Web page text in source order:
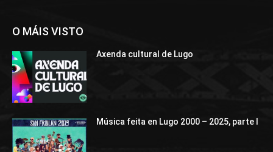
O MÁIS VISTO
Axenda cultural de Lugo
Música feita en Lugo 2000 – 2025, parte I